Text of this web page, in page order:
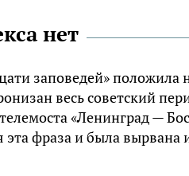
нет
заповедей» положила
весь советский
«Ленинград —
эта фраза и была вырвана